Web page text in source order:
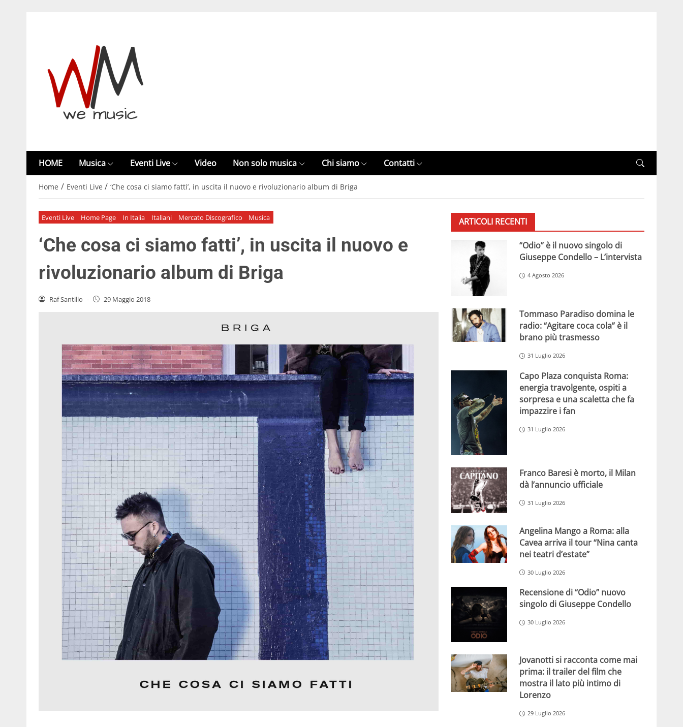
HOME Musica Eventi Live Video Non solo musica Chi siamo Contatti
Home / Eventi Live / ‘Che cosa ci siamo fatti’, in uscita il nuovo e rivoluzionario album di Briga
Eventi Live Home Page In Italia Italiani Mercato Discografico Musica
‘Che cosa ci siamo fatti’, in uscita il nuovo e
rivoluzionario album di Briga
Raf Santillo - 29 Maggio 2018
ARTICOLI RECENTI
“Odio” è il nuovo singolo di
Giuseppe Condello – L’intervista
4 Agosto 2026
Tommaso Paradiso domina le
radio: “Agitare coca cola” è il
brano più trasmesso
31 Luglio 2026
Capo Plaza conquista Roma:
energia travolgente, ospiti a
sorpresa e una scaletta che fa
impazzire i fan
31 Luglio 2026
Franco Baresi è morto, il Milan
dà l’annuncio ufficiale
31 Luglio 2026
Angelina Mango a Roma: alla
Cavea arriva il tour “Nina canta
nei teatri d’estate”
30 Luglio 2026
Recensione di “Odio” nuovo
singolo di Giuseppe Condello
30 Luglio 2026
Jovanotti si racconta come mai
prima: il trailer del film che
mostra il lato più intimo di
Lorenzo
29 Luglio 2026